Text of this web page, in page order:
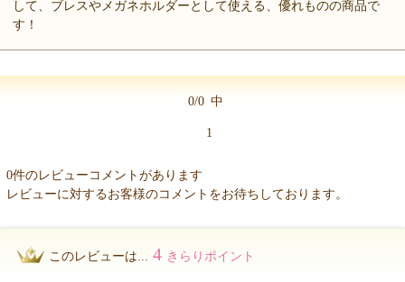
して、ブレスやメガネホルダーとして使える、優れものの商品で
す！
0/0 中
1
0件のレビューコメントがあります
レビューに対するお客様のコメントをお待ちしております。
このレビューは... 4 きらりポイント